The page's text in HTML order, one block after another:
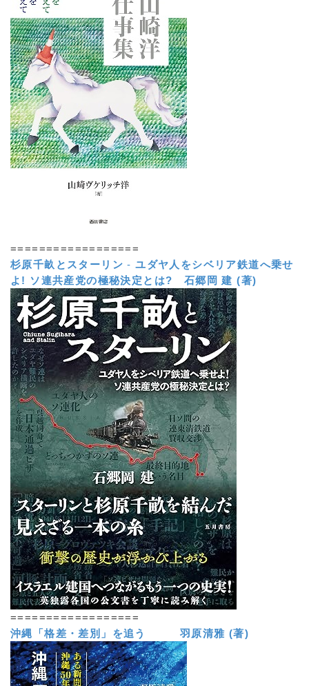
==================
杉原千畝とスターリン -ユダヤ人をシベリア鉄道へ乗せ
よ! ソ連共産党の極秘決定とは?
石郷岡 建 (著)
==================
沖縄「格差・差別」を追う 羽原清雅 (著)